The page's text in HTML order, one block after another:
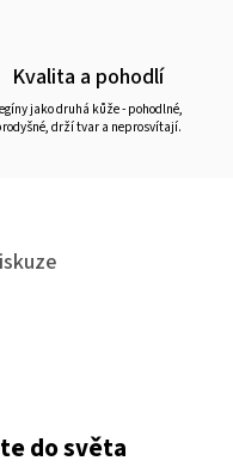
Kvalita a pohodlí
jako druhá kůže - pohodlné,
drží tvar a neprosvítají.
do světa